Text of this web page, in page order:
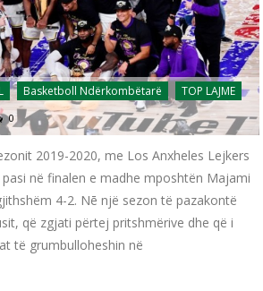
Basketboll Ndërkombëtarë TOP LAJME
0
2019-2020, me Los Anxheles Lejkers
në finalen e madhe mposhtën Majami
4-2. Nē një sezon të pazakontë
që zgjati përtej pritshmërive dhe që i
të grumbulloheshin në